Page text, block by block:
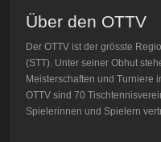
Über den OTTV
Der OTTV ist der grösste
(STT). Unter seiner Obhut
Meisterschaften und Turniere
OTTV sind 70
Spielerinnen und Spielern